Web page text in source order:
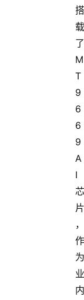
搭
载
了
M
T
9
6
6
9
A
I
芯
片
，
作
为
业
内